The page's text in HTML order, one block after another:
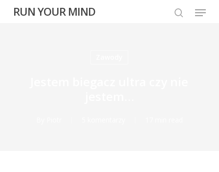
RUN YOUR MIND Menu